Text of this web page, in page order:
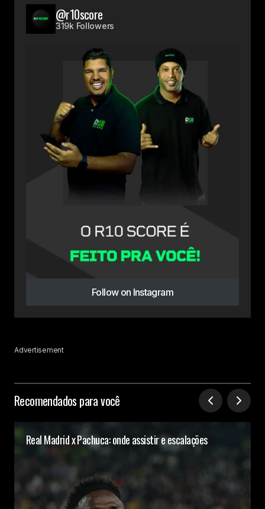
@r10score
319k Followers
Follow on Instagram
Advertisement
Recomendados para você
Real Madrid x Pachuca: onde assistir e escalações